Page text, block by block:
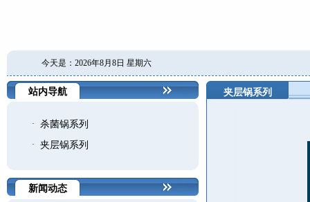
今天是：2026年8月8日 星期六
站内导航
· 杀菌锅系列
· 夹层锅系列
新闻动态
夹层锅系列